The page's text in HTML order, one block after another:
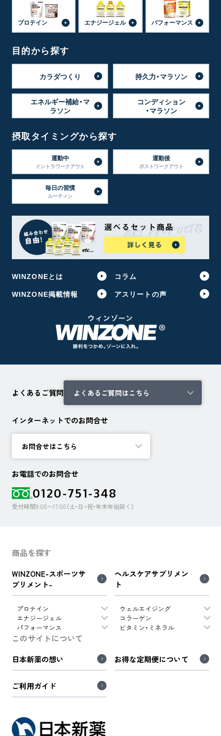
プロテイン エナジージェル パフォーマンス
目的から探す
カラダつくり 持久力・マラソン
エネルギー補給・マ
ラソン
コンディション
・マラソン
摂取タイミングから探す
運動中
イントラワークアウト
運動後
ポストワークアウト
毎日の習慣
ルーティン
WINZONEとは
コラム
WINZONE掲載情報
アスリートの声
よくあるご質問 よくあるご質問はこちら
インターネットでのお問合せ
お問合せはこちら
お電話でのお問合せ
0120-751-348
受付時間9:00〜17:00（土・日・祝・年末年始除く）
商品を探す
WINZONE-スポーツサ
プリメント-
プロテイン
エナジージェル
パフォーマンス
ヘルスケアサプリメン
ト
ウェルエイジング
コラーゲン
ビタミン・ミネラル
このサイトについて
日本新薬の想い お得な定期便について
ご利用ガイド